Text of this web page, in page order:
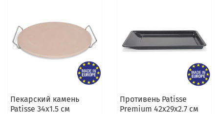
Пекарский камень
Patisse 34х1.5 см
Противень Patisse
Premium 42х29х2.7 см